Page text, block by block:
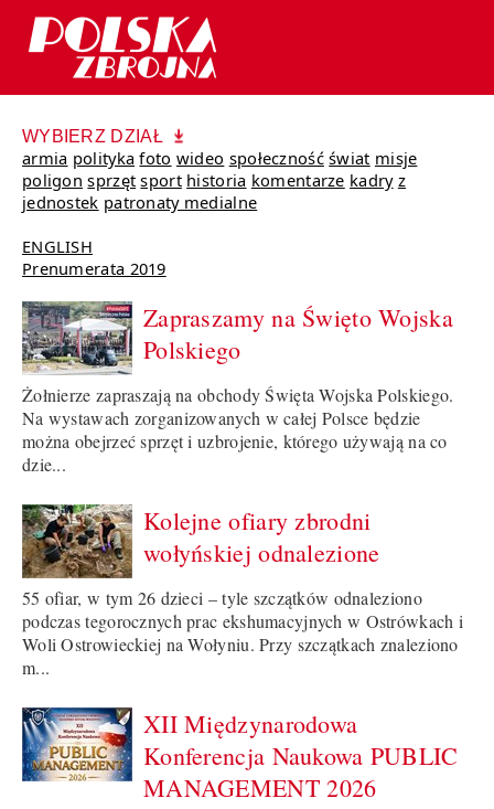
WYBIERZ DZIAŁ
armia polityka foto wideo społeczność świat misje
poligon sprzęt sport historia komentarze kadry z
jednostek patronaty medialne
ENGLISH
Prenumerata 2019
Zapraszamy na Święto Wojska
Polskiego
Żołnierze zapraszają na obchody Święta Wojska Polskiego.
Na wystawach zorganizowanych w całej Polsce będzie
można obejrzeć sprzęt i uzbrojenie, którego używają na co
dzie...
Kolejne ofiary zbrodni
wołyńskiej odnalezione
55 ofiar, w tym 26 dzieci – tyle szczątków odnaleziono
podczas tegorocznych prac ekshumacyjnych w Ostrówkach i
Woli Ostrowieckiej na Wołyniu. Przy szczątkach znaleziono
m...
XII Międzynarodowa
Konferencja Naukowa PUBLIC
MANAGEMENT 2026